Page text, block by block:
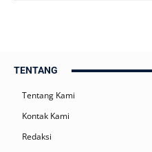
TENTANG
Tentang Kami
Kontak Kami
Redaksi